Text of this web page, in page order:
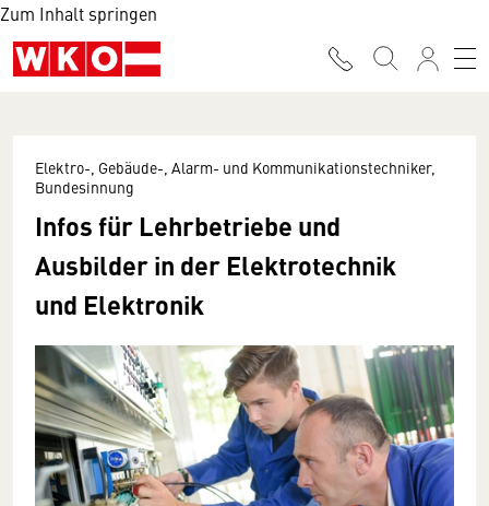
Zum Inhalt springen
Elektro-, Gebäude-, Alarm- und Kommunikationstechniker,
Bundesinnung
Infos für Lehrbetriebe und
Ausbilder in der Elektrotechnik
und Elektronik